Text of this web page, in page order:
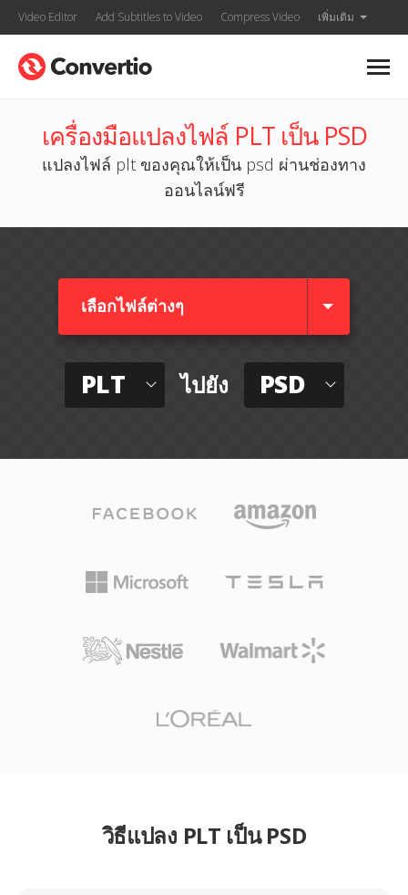
Video Editor Add Subtitles to Video Compress Video เพิ่มเติม
เครื่องมือแปลงไฟล์ PLT เป็น PSD
แปลงไฟล์ plt ของคุณให้เป็น psd ผ่านช่องทาง
ออนไลน์ฟรี
เลือกไฟล์ต่างๆ​
PLT ไปยัง PSD
วิธีแปลง PLT เป็น PSD